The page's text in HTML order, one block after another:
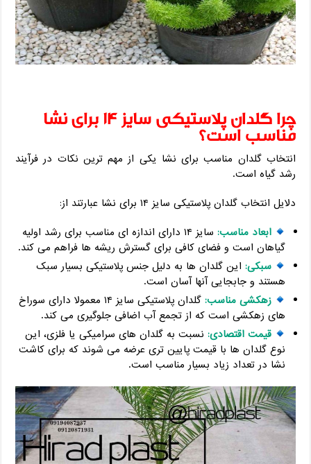
چرا گلدان پلاستیکی سایز ۱۴ برای نشا
مناسب است؟
انتخاب گلدان مناسب برای نشا یکی از مهم ترین نکات در فرآیند
رشد گیاه است.
دلایل انتخاب گلدان پلاستیکی سایز ۱۴ برای نشا عبارتند از:
ابعاد مناسب:
سایز ۱۴ دارای اندازه ای مناسب برای رشد اولیه
گیاهان است و فضای کافی برای گسترش ریشه ها فراهم می کند.
سبکی: این گلدان ها به دلیل جنس پلاستیکی بسیار سبک
هستند و جابجایی آنها آسان است.
زهکشی مناسب:
گلدان پلاستیکی سایز ۱۴ معمولا دارای سوراخ
های زهکشی است که از تجمع آب اضافی جلوگیری می کند.
قیمت اقتصادی: نسبت به گلدان های سرامیکی یا فلزی، این
نوع گلدان ها با قیمت پایین تری عرضه می شوند که برای کاشت
نشا در تعداد زیاد بسیار مناسب است.